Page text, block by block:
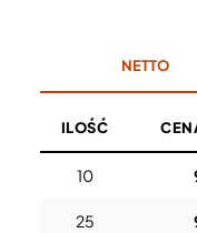
NETTO
ILOŚĆ
10
25